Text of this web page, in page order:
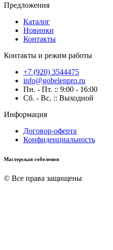
Предложения
Каталог
Новинки
Контакты
Контакты и режим работы
+7 (920) 3544475
info@gobelenpro.ru
Пн. - Пт. :: 9:00 - 16:00
Сб. - Вс. :: Выходной
Информация
Договор-оферта
Конфиденциальность
Мастерская гобеленов
© Все права защищены